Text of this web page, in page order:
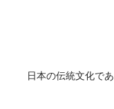
日本の伝統文化で